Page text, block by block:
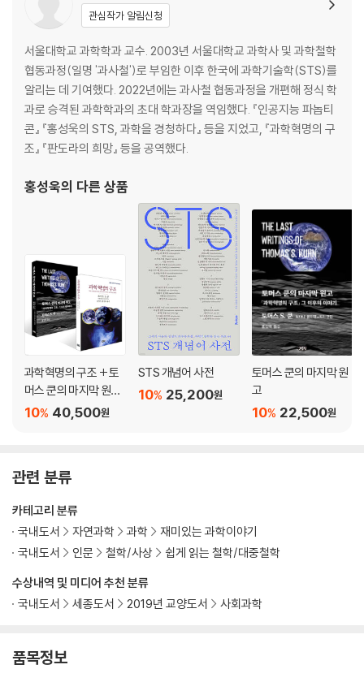
세상과 과학의 크로스_ 미래는 유토피아인가 디스토피아인가
완벽한 유토피아의 뒷모습
『유토피아』, 『새로운 아틀란티스』, 『뒤를 돌아보면서』
보이지 않는 빅브라더가 당신을 보고 있다
『1984』, 『멋진 신세계』
Q/A 묻고 답하기
인간과 과학의 크로스_ 로봇과 인간은 공존할 수 있을까
우월한 유전자만 살아남는 세상
사이보그는 인간인가 기계인가
[로보캅], [공각기동대], [블레이드 러너]
로봇의 반란, 인류의 미래는?
『R.U.R.』, [메트로폴리스], [오토마타], [엑스 마키나]
Q/A 묻고 답하기
4부
인문학과 과학의 크로스_ 과학의 시대, 생각의 경계가 무너진다
우주가 선사하는 융합적 세계관
Q/A 묻고 답하기
나가는 글
서가명강 시리즈를 펴내며
참고문헌
관심작가 알림신청
서울대학교 과학학과 교수. 2003년 서울대학교 과학사 및 과학철학
협동과정(일명 '과사철')로 부임한 이후 한국에 과학기술학(STS)를
알리는 데 기여했다. 2022년에는 과사철 협동과정을 개편해 정식 학
과로 승격된 과학학과의 초대 학과장을 역임했다. 『인공지능 파놉티
콘』 『홍성욱의 STS, 과학을 경청하다』 등을 지었고, 『과학혁명의 구
조』 『판도라의 희망』 등을 공역했다.
홍성욱의 다른 상품
과학혁명의 구조 + 토
머스 쿤의 마지막 원고
세트 40,500원
10%
STS 개념어 사전
25,200원
10%
토머스 쿤의 마지막 원
고
22,500원
10%
관련 분류
수상내역 및 미디어 추천 분류
국내도서
세종도서 2019년 교양도서 사회과학
카테고리 분류
국내도서
자연과학 과학
재미있는 과학이야기
국내도서
인문 철학/사상 쉽게 읽는 철학/대중철학
품목정보